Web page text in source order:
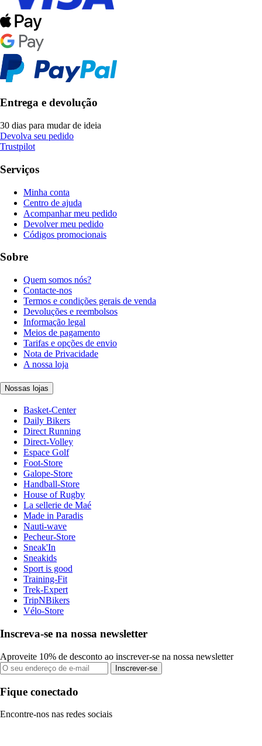
Entrega e devolução
30 dias para mudar de ideia
Devolva seu pedido
Trustpilot
Serviços
Minha conta
Centro de ajuda
Acompanhar meu pedido
Devolver meu pedido
Códigos promocionais
Sobre
Quem somos nós?
Contacte-nos
Termos e condições gerais de venda
Devoluções e reembolsos
Informação legal
Meios de pagamento
Tarifas e opções de envio
Nota de Privacidade
A nossa loja
Nossas lojas
Basket-Center
Daily Bikers
Direct Running
Direct-Volley
Espace Golf
Foot-Store
Galope-Store
Handball-Store
House of Rugby
La sellerie de Maé
Made in Paradis
Nauti-wave
Pecheur-Store
Sneak'In
Sneakids
Sport is good
Training-Fit
Trek-Expert
TripNBikers
Vélo-Store
Inscreva-se na nossa newsletter
Aproveite 10% de desconto ao inscrever-se na nossa newsletter
Inscrever-se
Fique conectado
Encontre-nos nas redes sociais